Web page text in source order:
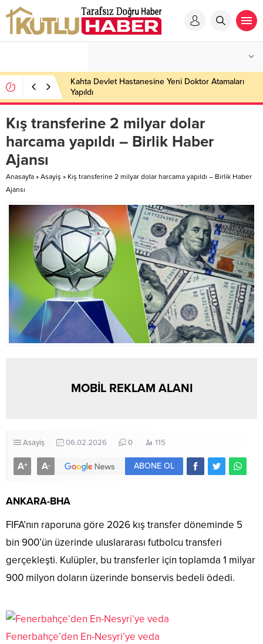
Kahta Devlet Hastanesine Yeni Doktor Atamaları
Yapıldı
Kış transferine 2 milyar dolar
harcama yapıldı – Birlik Haber
Ajansı
Anasayfa » Asayiş » Kış transferine 2 milyar dolar harcama yapıldı – Birlik Haber
Ajansı
MOBİL REKLAM ALANI
Asayiş 06.02.2026 0 115
A+ A- ABONE OL
ANKARA-BHA
FIFA’nın raporuna göre 2026 kış transfer döneminde 5
bin 900’ün üzerinde uluslararası futbolcu transferi
gerçekleşti. Kulüpler, bu transferler için toplamda 1 milyar
900 milyon doların üzerinde bonservis bedeli ödedi.
Fenerbahçe’den En-Nesyri’ye veda